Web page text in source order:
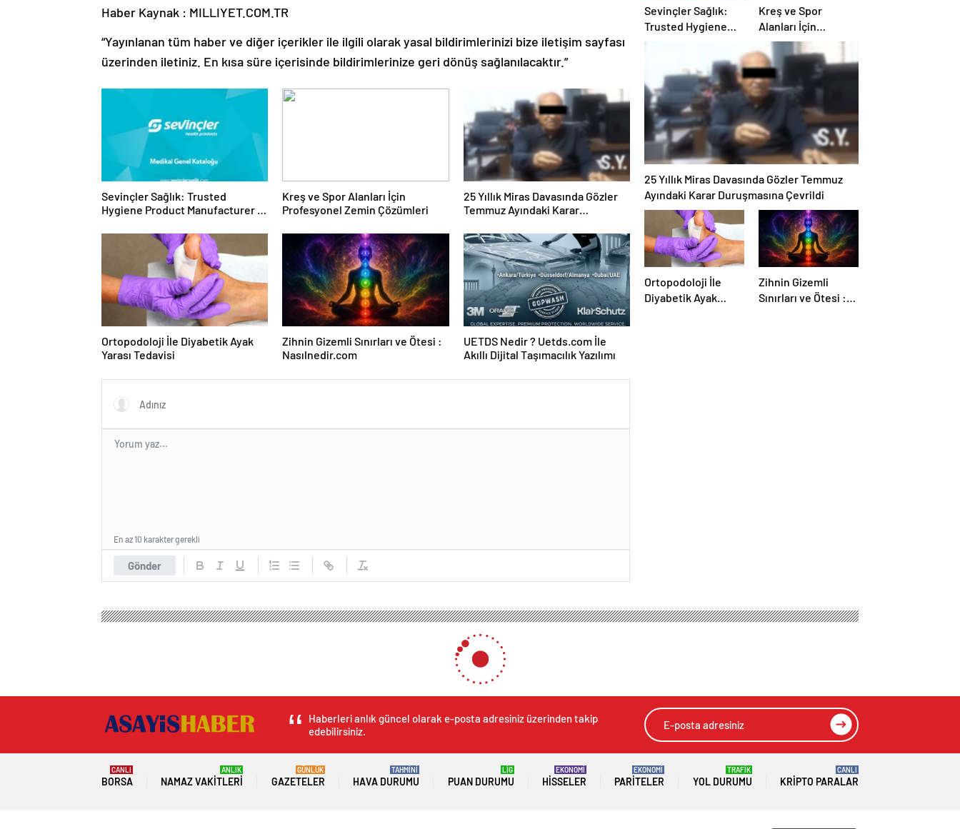
Haber Kaynak : MILLIYET.COM.TR
“Yayınlanan tüm haber ve diğer içerikler ile ilgili olarak yasal bildirimlerinizi bize iletişim sayfası
üzerinden iletiniz. En kısa süre içerisinde bildirimlerinize geri dönüş sağlanılacaktır.”
Sevinçler Sağlık: Trusted
Hygiene Product Manufacturer in
Kreş ve Spor Alanları İçin
Profesyonel Zemin Çözümleri
25 Yıllık Miras Davasında Gözler
Temmuz Ayındaki Karar
Ortopodoloji İle Diyabetik Ayak
Yarası Tedavisi
Zihnin Gizemli Sınırları ve Ötesi :
Nasılnedir.com
UETDS Nedir ? Uetds.com İle
Akıllı Dijital Taşımacılık Yazılımı
Gönder
En az 10 karakter gerekli
Sevinçler Sağlık:
Trusted Hygiene
Product
Manufacturer in
Turkey
Kreş ve Spor
Alanları İçin
Profesyonel Zemin
Çözümleri
25 Yıllık Miras Davasında Gözler Temmuz
Ayındaki Karar Duruşmasına Çevrildi
Ortopodoloji İle
Diyabetik Ayak
Zihnin Gizemli
Sınırları ve Ötesi :
Haberleri anlık güncel olarak e-posta adresiniz üzerinden takip
edebilirsiniz.
BORSA
CANLI
NAMAZ VAKITLERI
ANLIK
GAZETELER
GÜNLÜK
HAVA DURUMU
TAHMİNİ
PUAN DURUMU
LİG
HISSELER
EKONOMİ
PARITELER
EKONOMİ
YOL DURUMU
TRAFİK
KRIPTO PARALAR
CANLI